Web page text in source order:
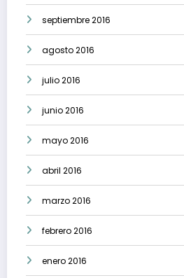
septiembre 2016
agosto 2016
julio 2016
junio 2016
mayo 2016
abril 2016
marzo 2016
febrero 2016
enero 2016